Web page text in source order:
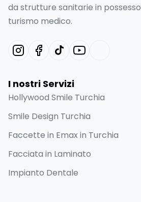
da strutture sanitarie in
turismo medico.
I nostri Servizi
Hollywood Smile Turchia
Smile Design Turchia
Faccette in Emax in Turchia
Facciata in Laminato
Impianto Dentale